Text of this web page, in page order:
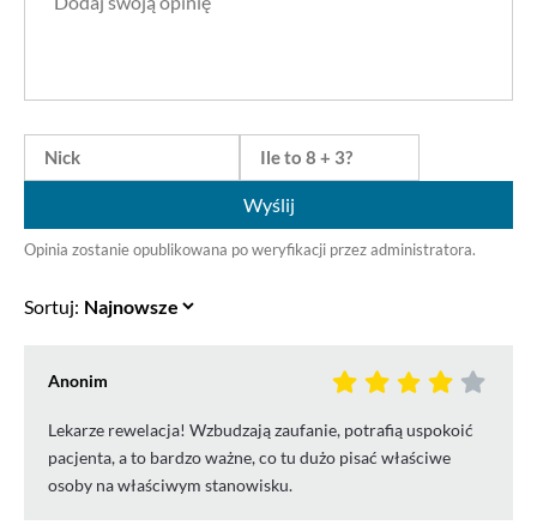
Wyślij
Opinia zostanie opublikowana po weryfikacji przez administratora.
Sortuj:
Anonim
Lekarze rewelacja! Wzbudzają zaufanie, potrafią uspokoić
pacjenta, a to bardzo ważne, co tu dużo pisać właściwe
osoby na właściwym stanowisku.